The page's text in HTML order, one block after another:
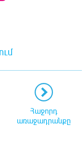
Հաջորդ
առաջադրանքը